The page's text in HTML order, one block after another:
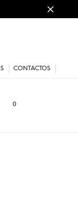
CONTACTOS
0